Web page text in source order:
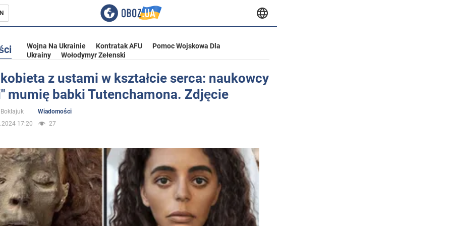
Ukrainie
Wojna Na Ukrainie Kontratak AFU
Pomoc Wojskowa Dla
Ukrainy
Wołodymyr Zełenski
z ustami w kształcie serca: naukowcy
mumię babki Tutenchamona. Zdjęcie
Wiadomości
17:20
27